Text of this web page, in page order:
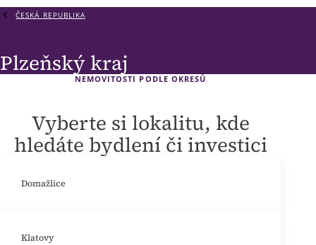
ČESKÁ REPUBLIKA
Plzeňský kraj
NEMOVITOSTI PODLE OKRESŮ
Vyberte si lokalitu, kde
hledáte bydlení či investici
Domažlice
Klatovy